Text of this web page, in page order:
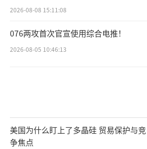
2026-08-08 15:11:08
076两攻首次官宣使用综合电推！
2026-08-05 10:46:13
美国为什么盯上了多晶硅 贸易保护与竞
争焦点